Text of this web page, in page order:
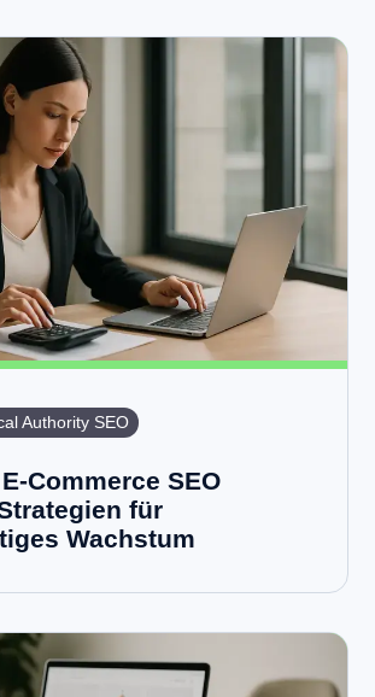
Authority SEO
Commerce SEO
für
Wachstum